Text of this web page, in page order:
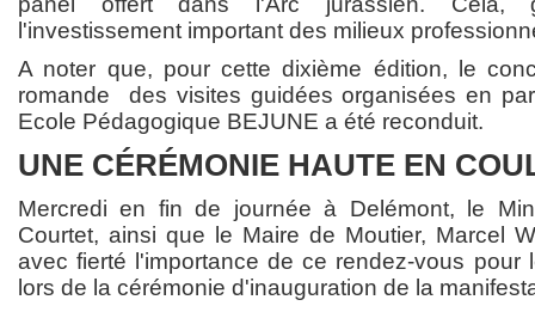
l'investissement important des milieux
A noter que, pour cette dixième édition, le
romande des visites guidées organisées en
Ecole Pédagogique BEJUNE a été reconduit.
UNE CÉRÉMONIE HAUTE EN
Mercredi en fin de journée à Delémont, le
Courtet, ainsi que le Maire de Moutier, Marcel
avec fierté l'importance de ce rendez-vous pour
lors de la cérémonie d'inauguration de la